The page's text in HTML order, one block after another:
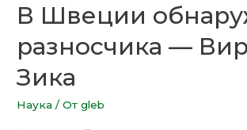
В Швеции
разносчика —
Зика
Наука / От gleb